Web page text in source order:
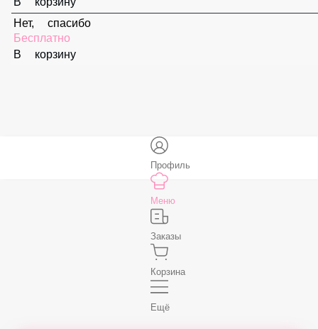
Соус «Ореховый»
59 ₽
В корзину
Профиль